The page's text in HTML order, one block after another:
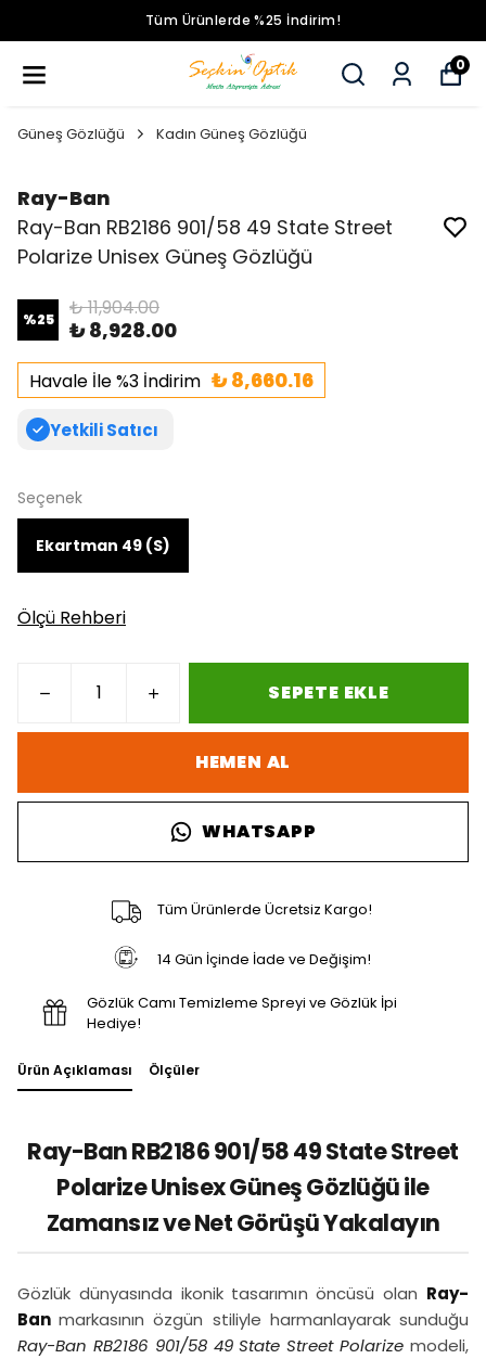
Tüm Ürünlerde %25 İndirim!
0
Güneş Gözlüğü Kadın Güneş Gözlüğü
Ray-Ban
Ray-Ban RB2186 901/58 49 State Street
Polarize Unisex Güneş Gözlüğü
%25 ₺ 11,904.00
₺ 8,928.00
Havale İle %3 İndirim ₺ 8,660.16
Yetkili Satıcı
Seçenek
Ekartman 49 (S)
Ölçü Rehberi
SEPETE EKLE
HEMEN AL
WHATSAPP
Tüm Ürünlerde Ücretsiz Kargo!
14 Gün İçinde İade ve Değişim!
Gözlük Camı Temizleme Spreyi ve Gözlük İpi
Hediye!
Ürün Açıklaması Ölçüler
Ray-Ban RB2186 901/58 49 State Street
Polarize Unisex Güneş Gözlüğü ile
Zamansız ve Net Görüşü Yakalayın
Gözlük dünyasında ikonik tasarımın öncüsü olan Ray-
Banmarkasının özgün stiliyle harmanlayarak sunduğu
Ray-Ban RB2186 901/58 49 State Street Polarize modeli,